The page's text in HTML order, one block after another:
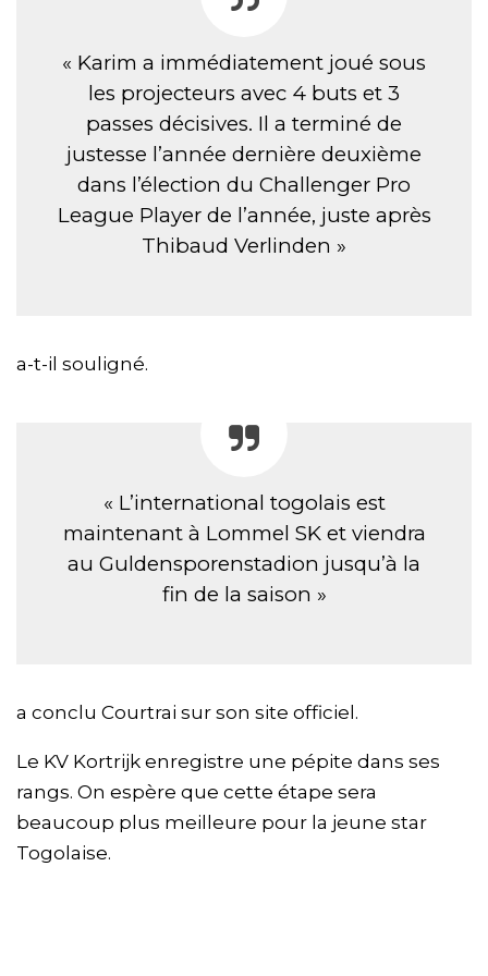
« Karim a immédiatement joué sous
les projecteurs avec 4 buts et 3
passes décisives. Il a terminé de
justesse l’année dernière deuxième
dans l’élection du Challenger Pro
League Player de l’année, juste après
Thibaud Verlinden »
a-t-il souligné.
« L’international togolais est
maintenant à Lommel SK et viendra
au Guldensporenstadion jusqu’à la
fin de la saison »
a conclu Courtrai sur son site officiel.
Le KV Kortrijk enregistre une pépite dans ses
rangs. On espère que cette étape sera
beaucoup plus meilleure pour la jeune star
Togolaise.